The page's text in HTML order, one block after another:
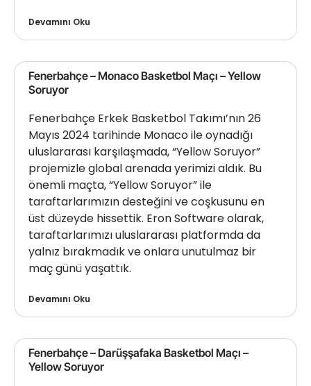
Devamını Oku
Fenerbahçe – Monaco Basketbol Maçı – Yellow
Soruyor
Fenerbahçe Erkek Basketbol Takımı’nın 26
Mayıs 2024 tarihinde Monaco ile oynadığı
uluslararası karşılaşmada, “Yellow Soruyor”
projemizle global arenada yerimizi aldık. Bu
önemli maçta, “Yellow Soruyor” ile
taraftarlarımızın desteğini ve coşkusunu en
üst düzeyde hissettik. Eron Software olarak,
taraftarlarımızı uluslararası platformda da
yalnız bırakmadık ve onlara unutulmaz bir
maç günü yaşattık.
Devamını Oku
Fenerbahçe – Darüşşafaka Basketbol Maçı –
Yellow Soruyor